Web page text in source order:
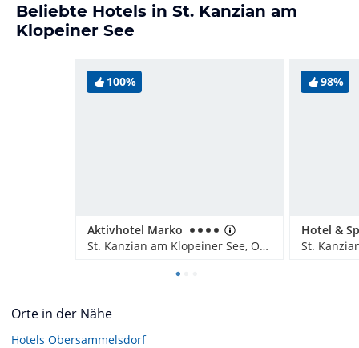
Beliebte Hotels in St. Kanzian am
Klopeiner See
100%
Aktivhotel Marko
St. Kanzian am Klopeiner See, Österreich
98%
Orte in der Nähe
Hotels Obersammelsdorf